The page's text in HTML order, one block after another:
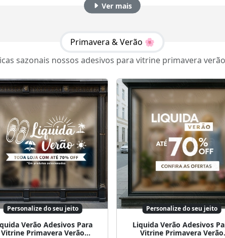
Ver mais
Primavera & Verão 🌸
sazonais nossos adesivos para vitrine primavera
Personalize do seu jeito
Verão Adesivos Para
Vitrine Primavera Verão
Personalize do seu jeito
Liquida Verão Adesivos
Vitrine Primavera Verão